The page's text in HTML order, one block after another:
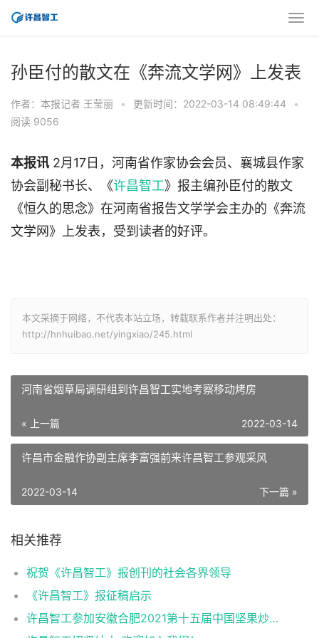
孙臣付的散文在《奔流文学网》上发表
作者：本报记者 王莹丽 • 更新时间：2022-03-14 08:49:44
•
阅读 9056
本报讯 2月17日，河南省作家协会会员、襄城县作家
协会副秘书长、《许昌智工》报主编孙臣付的散文
《恒久的思念》在河南省报告文学学会主办的《奔流
文学网》上发表，受到读者的好评。
本文采摘于网络，不代表本站立场，转载联系作者并注明出处：
http://hnhuibao.net/yingxiao/245.html
河南省烟草局调研组到许昌智工实地考察移动烤房
« 上一篇 2022-03-14
许昌市金融作协副主席李富强前来许昌智工参观采风
下一篇 »
2022-03-14
相关推荐
祝贺《许昌智工》报创刊的社会各界领导
《许昌智工》报征稿启示
许昌智工参加安徽合肥2021第十五届中国坚果炒货展掠影